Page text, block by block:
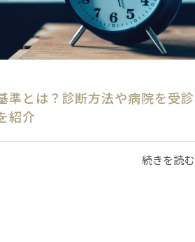
準とは？診断方法や病院を受診
紹介
続きを読む